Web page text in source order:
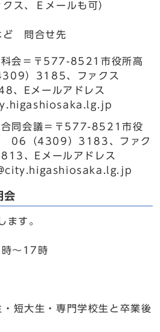
ス、Ｅメールも可）
ど 問合せ先
科会＝〒577-8521市役所高
）3185、ファクス
、Eメールアドレス
合同会議＝〒577-8521市役
06（4309）3183、ファク
、Eメールアドレス
会
ます。
～17時
短大生・専門学校生と卒業後